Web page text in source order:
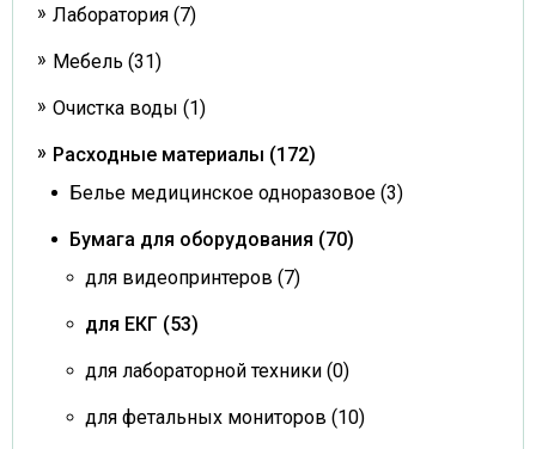
Лаборатория (7)
Мебель (31)
Очистка воды (1)
Расходные материалы (172)
Белье медицинское одноразовое (3)
Бумага для оборудования (70)
для видеопринтеров (7)
для ЕКГ (53)
для лабораторной техники (0)
для фетальных мониторов (10)